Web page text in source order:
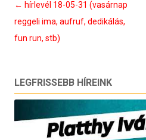
Bejegyzés
navigáció
← hírlevél 18-05-31 (vasárnap
reggeli ima, aufruf, dedikálás,
fun run, stb)
LEGFRISSEBB HÍREINK